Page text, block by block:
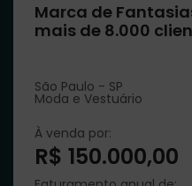
Marca de
mais de 8.000
São Paulo - SP
Moda e Vestuário
À venda por:
R$ 150.000,00